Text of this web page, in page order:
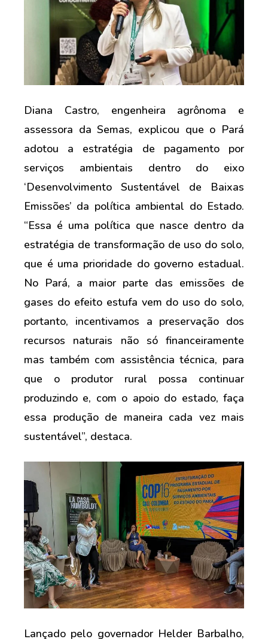
Diana Castro, engenheira agrônoma e
assessora da Semas, explicou que o Pará
adotou a estratégia de pagamento por
serviços ambientais dentro do eixo
‘Desenvolvimento Sustentável de Baixas
Emissões’ da política ambiental do Estado.
“Essa é uma política que nasce dentro da
estratégia de transformação de uso do solo,
que é uma prioridade do governo estadual.
No Pará, a maior parte das emissões de
gases do efeito estufa vem do uso do solo,
portanto, incentivamos a preservação dos
recursos naturais não só financeiramente
mas também com assistência técnica, para
que o produtor rural possa continuar
produzindo e, com o apoio do estado, faça
essa produção de maneira cada vez mais
sustentável”, destaca.
Lançado pelo governador Helder Barbalho,